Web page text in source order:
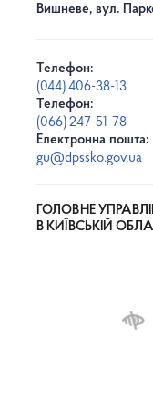
Вишневе, вул.
Телефон:
(044) 406-38-13
Телефон:
(066) 247-51-78
Електронна пошта:
gu@dpssko.gov.ua
ГОЛОВНЕ
В КИЇВСЬКІЙ